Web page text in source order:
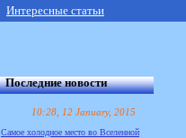
Интересные статьи
Последние новости
10:28, 12 January, 2015
Самое холодное место во Вселенной